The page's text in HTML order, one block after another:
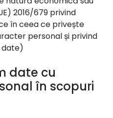
2016/679 privind
în ceea ce privește
personal și privind
date)
date cu
în scopuri